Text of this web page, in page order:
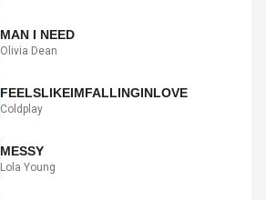
MAN I NEED
Olivia Dean
FEELSLIKEIMFALLINGINLOVE
Coldplay
MESSY
Lola Young